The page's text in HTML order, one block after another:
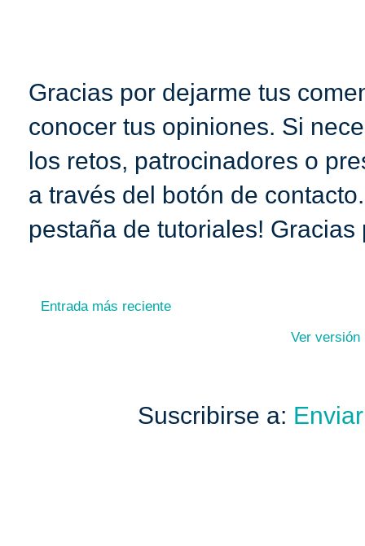
Gracias por dejarme tus
conocer tus opiniones. Si
los retos, patrocinadores o
a través del botón de
pestaña de tutoriales!
Entrada más reciente
Ver versión
Suscribirse a: